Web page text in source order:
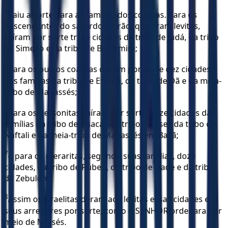
Saiu a sorte para as famílias dos coatitas. Para os
descendentes do sacerdote Arão, que eram levitas,
caíram por sorte treze cidades da tribo de Judá, da tribo
de Simeão e da tribo de Benjamim;
para os outros coatitas caíram por sorte dez cidades
das famílias da tribo de Efraim, da tribo de Dã e da meia-
tribo de Manassés;
para os gersonitas caíram por sorte treze cidades das
famílias da tribo de Issacar, da tribo de Aser, da tribo de
Naftali e da meia-tribo de Manassés em Basã;
7e para os meraritas, segundo suas famílias, doze
cidades, da tribo de Rúben, da tribo de Gade e da tribo
de Zebulom.
8Assim os israelitas deram aos levitas essas cidades e
seus arredores por sorte, como o SENHOR ordenara por
meio de Moisés.